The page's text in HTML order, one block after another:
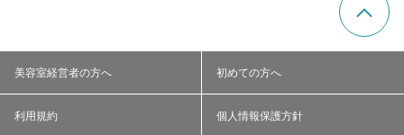
美容室経営者の方へ 初めての方へ
利用規約 個人情報保護方針